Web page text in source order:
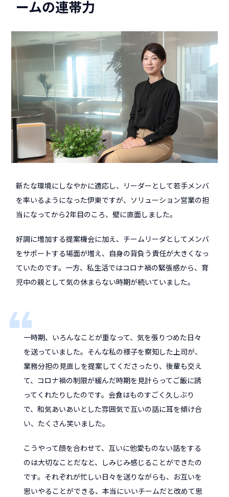
ームの連帯力
新たな環境にしなやかに適応し、リーダーとして若手メンバ
を率いるようになった伊東ですが、ソリューション営業の担
当になってから2年目のころ、壁に直面しました。
好調に増加する提案機会に加え、チームリーダとしてメンバ
をサポートする場面が増え、自身の背負う責任が大きくなっ
ていたのです。一方、私生活ではコロナ禍の緊張感から、育
児中の親として気の休まらない時期が続いていました。
一時期、いろんなことが重なって、気を張りつめた日々
を送っていました。そんな私の様子を察知した上司が、
業務分担の見直しを提案してくださったり、後輩も交え
て、コロナ禍の制限が緩んだ時期を見計らってご飯に誘
ってくれたりしたのです。会食はものすごく久しぶり
で、和気あいあいとした雰囲気で互いの話に耳を傾け合
い、たくさん笑いました。
こうやって顔を合わせて、互いに他愛ものない話をする
のは大切なことだなと、しみじみ感じることができたの
です。それぞれが忙しい日々を送りながらも、お互いを
思いやることができる、本当にいいチームだと改めて思